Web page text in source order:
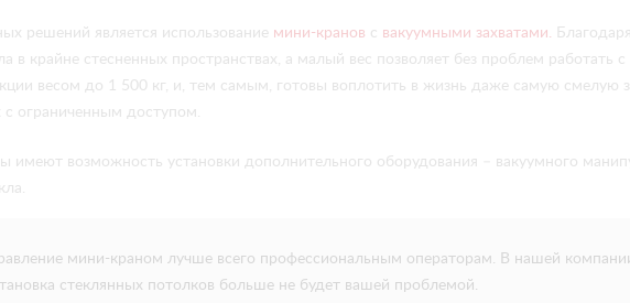
решений является использование мини-кранов с вакуумными захватами.
в крайне стесненных пространствах, а малый вес позволяет без проблем
весом до 1 500 кг, и, тем самым, готовы воплотить в жизнь даже самую смелую
с ограниченным доступом.
имеют возможность установки дополнительного оборудования – вакуумного
мини-краном лучше всего профессиональным операторам. В нашей
стеклянных потолков больше не будет вашей проблемой.